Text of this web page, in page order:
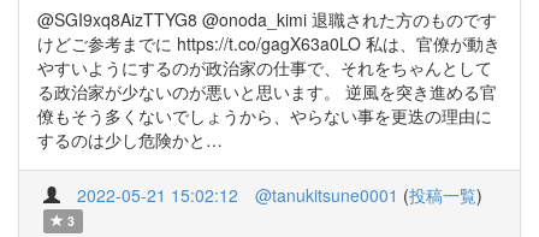
@SGI9xq8AizTTYG8 @onoda_kimi 退職された方のものです
けどご参考までに https://t.co/gagX63a0LO 私は、官僚が動き
やすいようにするのが政治家の仕事で、それをちゃんとして
る政治家が少ないのが悪いと思います。 逆風を突き進める官
僚もそう多くないでしょうから、やらない事を更迭の理由に
するのは少し危険かと…
2022-05-21 15:02:12 @tanukitsune0001 (投稿一覧)
3